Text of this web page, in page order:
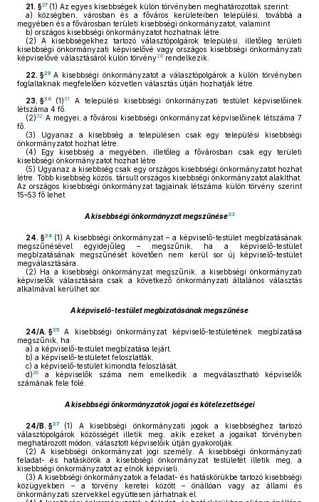
21. §27 (1) Az egyes kisebbségek külön törvényben meghatározottak szerint:
a) községben, városban és a főváros kerületeiben települési, továbbá a
megyében és a fővárosban területi kisebbségi önkormányzatot, valamint
b) országos kisebbségi önkormányzatot hozhatnak létre.
(2) A kisebbségekhez tartozó választópolgárok települési, illetőleg területi
kisebbségi önkormányzati képviselővé vagy országos kisebbségi önkormányzati
képviselővé választásáról külön törvény28 rendelkezik.
22. §29 A kisebbségi önkormányzatot a választópolgárok a külön törvényben
foglaltaknak megfelelően közvetlen választás útján hozhatják létre.
23. §30 (1)31
A települési kisebbségi önkormányzati testület képviselőinek
létszáma 4 fő.
(2)32 A megyei, a fővárosi kisebbségi önkormányzat képviselőinek létszáma 7
fő.
(3) Ugyanaz a kisebbség a településen csak egy települési kisebbségi
önkormányzatot hozhat létre.
(4) Egy kisebbség a megyében, illetőleg a fővárosban csak egy területi
kisebbségi önkormányzatot hozhat létre.
(5) Ugyanaz a kisebbség csak egy országos kisebbségi önkormányzatot hozhat
létre. Több kisebbség közös, társult országos kisebbségi önkormányzatot alakíthat.
Az országos kisebbségi önkormányzat tagjainak létszáma külön törvény szerint
15–53 fő lehet.
A kisebbségi önkormányzat megszűnése33
24. §34 (1) A kisebbségi önkormányzat – a képviselő-testület megbízatásának
megszűnésével egyidejűleg – megszűnik, ha a képviselő-testület
megbízatásának megszűnését követően nem kerül sor új képviselő-testület
megválasztására.
(2) Ha a kisebbségi önkormányzat megszűnik, a kisebbségi önkormányzati
képviselők választására csak a következő önkormányzati általános választás
alkalmával kerülhet sor.
A képviselő-testület megbízatásának megszűnése
24/A. §35
A kisebbségi önkormányzat képviselő-testületének megbízatása
megszűnik, ha
a) a képviselő-testület megbízatása lejárt,
b) a képviselő-testületet feloszlatták,
c) a képviselő-testület kimondta feloszlását,
d)36
a képviselők száma nem emelkedik a megválasztható képviselők
számának fele fölé.
A kisebbségi önkormányzatok jogai és kötelezettségei
24/B. §37 (1)
A kisebbségi önkormányzati jogok a kisebbséghez tartozó
választópolgárok közösségét illetik meg, akik ezeket a jogaikat törvényben
meghatározott módon, választott képviselőik útján gyakorolják.
(2) A kisebbségi önkormányzat jogi személy. A kisebbségi önkormányzati
feladat- és hatáskörök a kisebbségi önkormányzat testületét illetik meg, a
kisebbségi önkormányzatot az elnök képviseli.
(3) A kisebbségi önkormányzatok a feladat- és hatáskörükbe tartozó kisebbségi
közügyekben – a törvény keretei között – önállóan vagy az állami és
önkormányzati szervekkel együttesen járhatnak el.